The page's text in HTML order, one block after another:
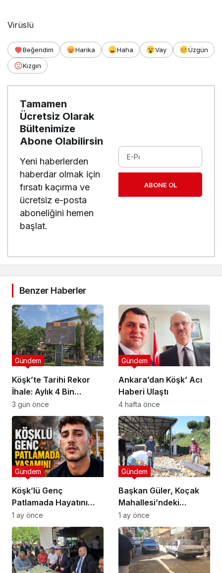
Virüslü
Beğendim Harika Haha Vay
Üzgün
Kızgın
Tamamen
Ücretsiz Olarak
Bültenimize
Abone Olabilirsin
Yeni haberlerden
haberdar olmak için
fırsatı kaçırma ve
ücretsiz e-posta
aboneliğini hemen
başlat.
ABONE OL
Benzer Haberler
Köşk’te Tarihi Rekor
İhale: Aylık 4 Bin
Liradan Başladı, 251
Bin Lirada Bitti
Gündem
3 gün önce
Ankara’dan Köşk’ Acı
Haberi Ulaştı
Gündem
4 hafta önce
Köşk’lü Genç
Patlamada Hayatını
Kaybetti
Gündem
1 ay önce
Başkan Güler, Koçak
Mahallesi’ndeki
Çalışmaları İnceledi
Gündem
1 ay önce